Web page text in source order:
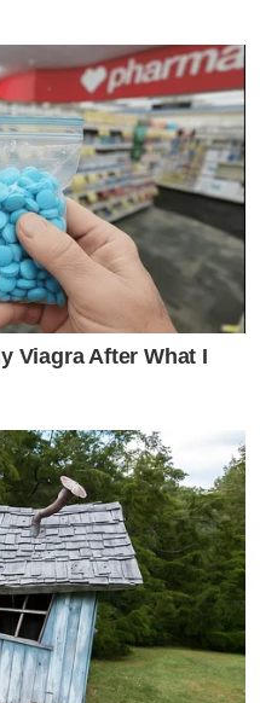
Viagra After What I